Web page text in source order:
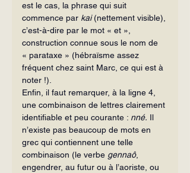
est le cas, la phrase qui suit
commence par kai (nettement visible),
c’est-à-dire par le mot « et »,
construction connue sous le nom de
« parataxe » (hébraïsme assez
fréquent chez saint Marc, ce qui est à
noter !).
Enfin, il faut remarquer, à la ligne 4,
une combinaison de lettres clairement
identifiable et peu courante : nné. Il
n’existe pas beaucoup de mots en
grec qui contiennent une telle
combinaison (le verbe gennaô,
engendrer, au futur ou à l’aoriste, ou